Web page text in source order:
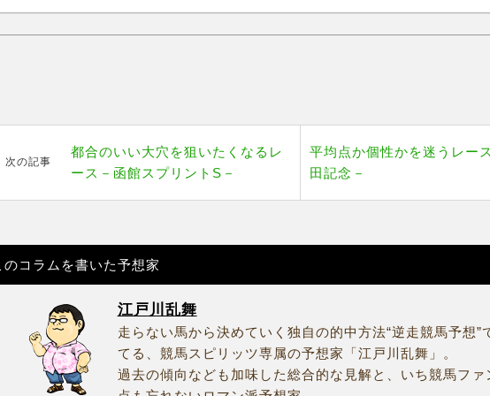
次の記事
都合のいい大穴を狙いたくなるレ
ース－函館スプリントS－
平均点か個性かを迷うレー
田記念－
のコラムを書いた予想家
江戸川乱舞
走らない馬から決めていく独自の的中方法“逆走競馬予想”
てる、競馬スピリッツ専属の予想家「江戸川乱舞」。
過去の傾向なども加味した総合的な見解と、いち競馬フ